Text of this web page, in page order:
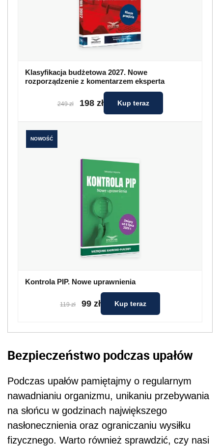
Klasyfikacja budżetowa 2027. Nowe
rozporządzenie z komentarzem eksperta
249 zł 198 zł Kup teraz
NOWOŚĆ
Kontrola PIP. Nowe uprawnienia
119 zł 99 zł Kup teraz
Bezpieczeństwo podczas upałów
Podczas upałów pamiętajmy o regularnym
nawadnianiu organizmu, unikaniu przebywania
na słońcu w godzinach największego
nasłonecznienia oraz ograniczaniu wysiłku
fizycznego. Warto również sprawdzić, czy nasi